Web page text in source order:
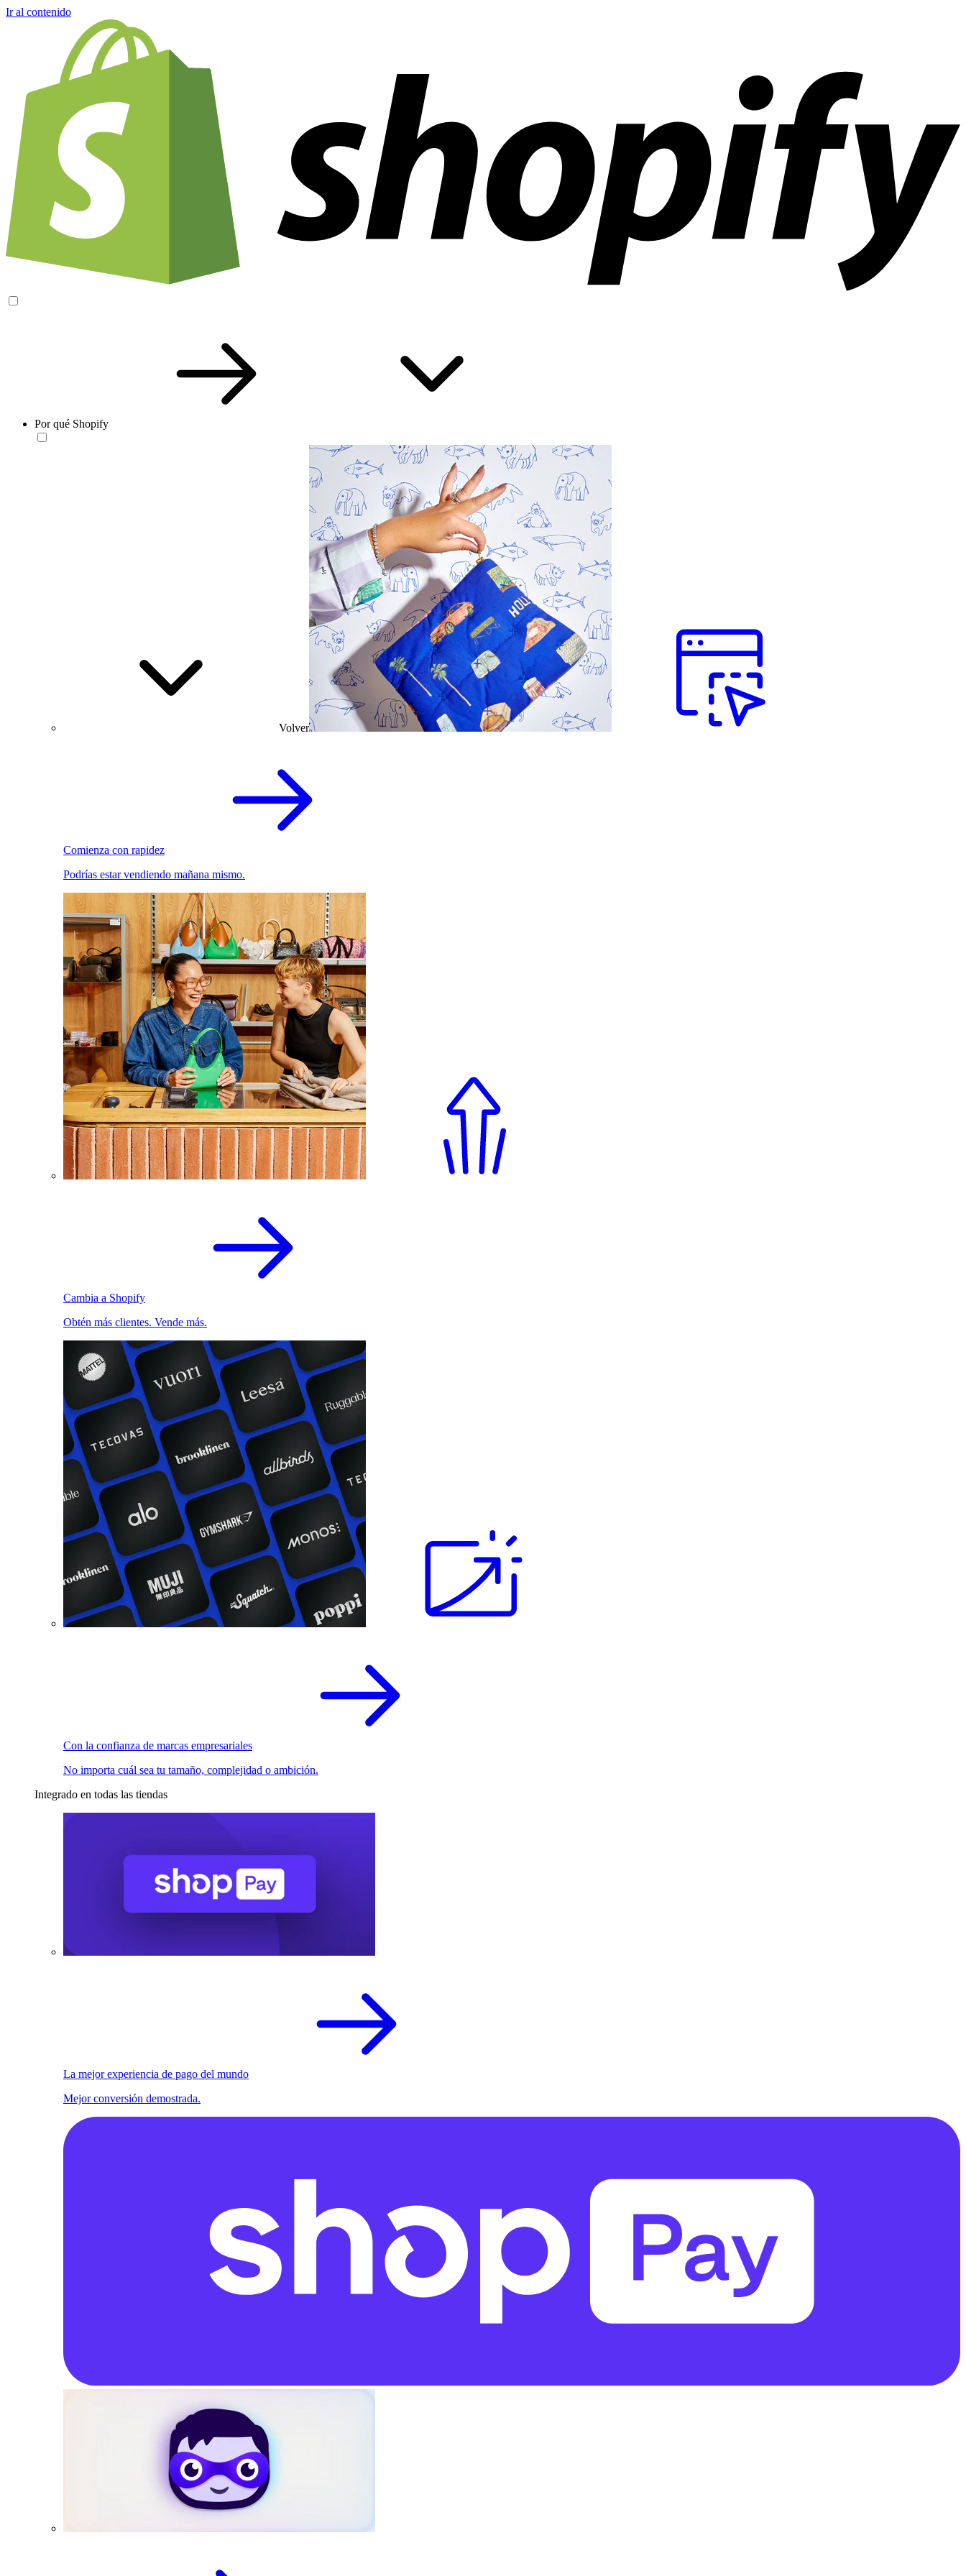
Ir al contenido
Por qué Shopify
Volver
Comienza con rapidez
Podrías estar vendiendo mañana mismo.
Cambia a Shopify
Obtén más clientes. Vende más.
Con la confianza de marcas empresariales
No importa cuál sea tu tamaño, complejidad o ambición.
Integrado en todas las tiendas
La mejor experiencia de pago del mundo
Mejor conversión demostrada.